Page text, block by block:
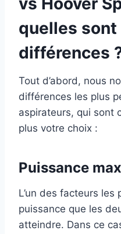
quelles sont
différences
Tout d’abord, nous
différences les plus
aspirateurs, qui sont
plus votre choix :
Puissance
L’un des facteurs
puissance que les
atteindre. Dans ce